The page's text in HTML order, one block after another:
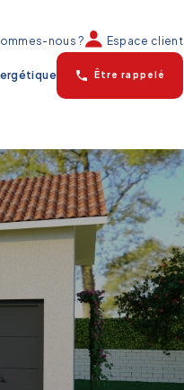
nous ? Espace client
Être rappelé